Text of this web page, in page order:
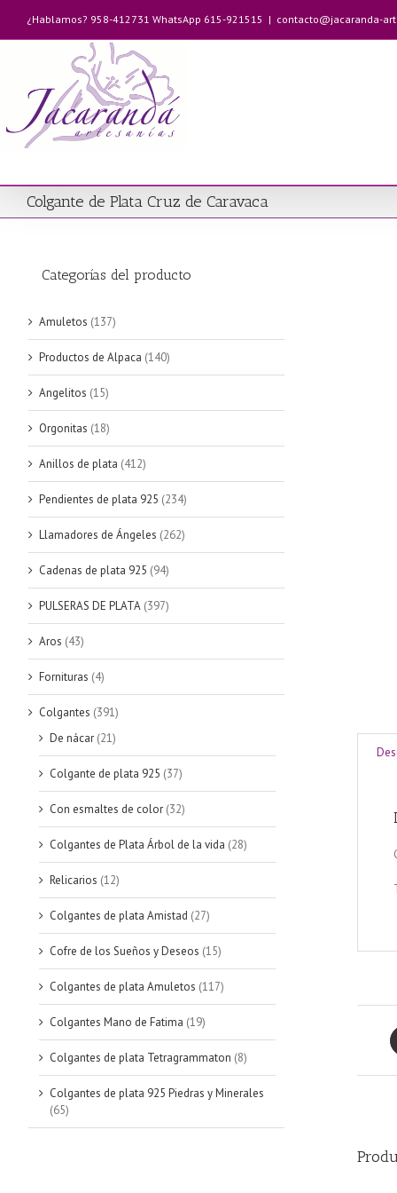
contenido
¿Hablamos? 958-412731 WhatsApp 615-921515 | contacto@jacaranda-
Colgante de Plata Cruz de Caravaca
Categorías del producto
Amuletos (137)
Productos de Alpaca (140)
Angelitos (15)
Orgonitas (18)
Anillos de plata (412)
Pendientes de plata 925 (234)
Llamadores de Ángeles (262)
Cadenas de plata 925 (94)
PULSERAS DE PLATA (397)
Aros (43)
Fornituras (4)
Colgantes (391)
De nácar (21)
Colgante de plata 925 (37)
Con esmaltes de color (32)
Colgantes de Plata Árbol de la vida (28)
Relicarios (12)
Colgantes de plata Amistad (27)
Cofre de los Sueños y Deseos (15)
Colgantes de plata Amuletos (117)
Colgantes Mano de Fatima (19)
Colgantes de plata Tetragrammaton (8)
Colgantes de plata 925 Piedras y Minerales
(65)